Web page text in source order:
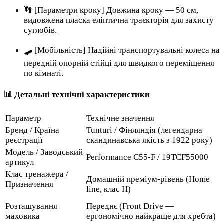
👣 [Параметри кроку] Довжина кроку — 50 см,
видовжена пласка еліптична траєкторія для захисту
суглобів.
🛹 [Мобільність] Надійні транспортувальні колеса на
передній опорній стійці для швидкого переміщення
по кімнаті.
📊 Детальні технічні характеристики
Параметр
Технічне значення
Бренд / Країна
реєстрації
Tunturi / Фінляндія (легендарна
скандинавська якість з 1922 року)
Модель / Заводський
артикул
Performance C55-F / 19TCF55000
Клас тренажера /
Призначення
Домашній преміум-рівень (Home
line, клас H)
Розташування
маховика
Переднє (Front Drive —
ергономічно найкраще для хребта)